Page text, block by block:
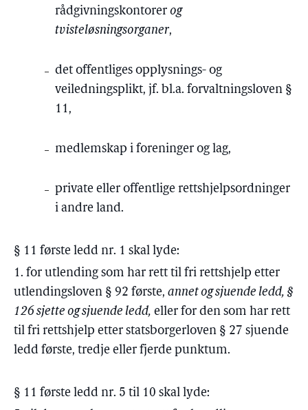
rådgivningskontorer og
tvisteløsningsorganer,
det offentliges opplysnings- og
veiledningsplikt, jf. bl.a. forvaltningsloven §
11,
medlemskap i foreninger og lag,
private eller offentlige rettshjelpsordninger
i andre land.
§ 11 første ledd nr. 1 skal lyde:
1. for utlending som har rett til fri rettshjelp etter
utlendingsloven § 92 første, annet og sjuende ledd, §
126 sjette og sjuende ledd, eller for den som har rett
til fri rettshjelp etter statsborgerloven § 27 sjuende
ledd første, tredje eller fjerde punktum.
§ 11 første ledd nr. 5 til 10 skal lyde: